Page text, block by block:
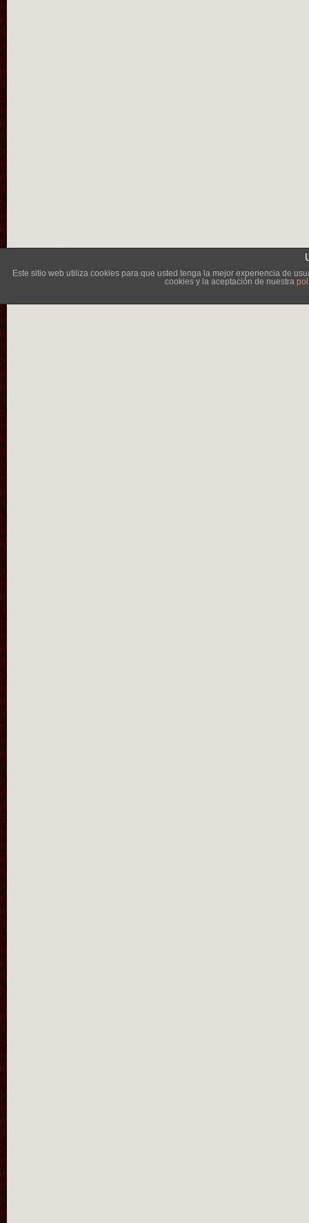
Este sitio web utiliza cookies para que usted tenga la mejor experiencia de
cookies y la aceptación de nuestra